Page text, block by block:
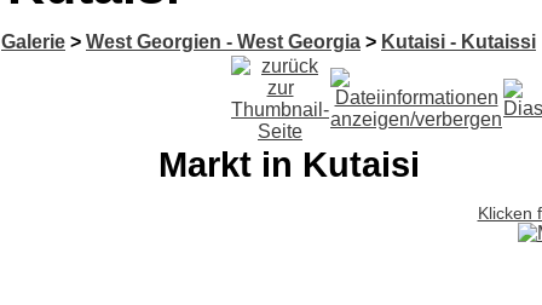
Galerie > West Georgien - West Georgia > Kutaisi - Kutaissi
Markt in Kutaisi
Klicken